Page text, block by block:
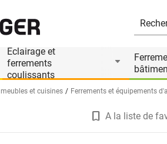
Eclairage et
ferrements
coulissants
et cuisines Ferrements et équipements
Le produit est accessoire de
A la liste de